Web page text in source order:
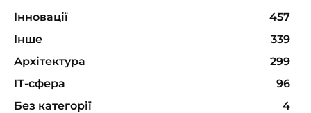
Інновації
457
Інше
339
Архітектура
299
ІТ-сфера
96
Без категорії
4